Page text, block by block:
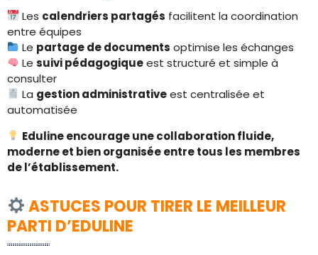
Les calendriers partagés facilitent la coordination
entre équipes
Le partage de documents optimise les échanges
Lesuivi pédagogiqueest structuré et simple à
consulter
La gestion administrativeest centralisée et
automatisée
Eduline encourage une collaboration fluide,
moderne et bien organisée entre tous les membres
de l’établissement.
ASTUCES POUR TIRER LE MEILLEUR
PARTI D’EDULINE